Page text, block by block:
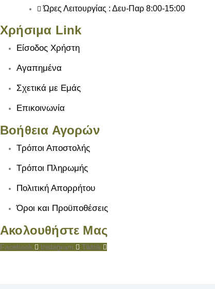
Ώρες Λειτουργίας : Δευ-Παρ 8:00-15:00
Χρήσιμα Link
Είσοδος Χρήστη
Αγαπημένα
Σχετικά με Εμάς
Επικοινωνία
Βοήθεια Αγορών
Τρόποι Αποστολής
Τρόποι Πληρωμής
Πολιτική Απορρήτου
Όροι και Προϋποθέσεις
Ακολουθήστε Μας
Facebook Instagram Tiktok